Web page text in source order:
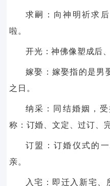
求嗣：向神明祈求
啦。
开光：神佛像塑成后
嫁娶：嫁娶指的是男
之日。
纳采：同结婚姻，
称：订婚、文定、过订、
订盟：订婚仪式的
亲。
入宅：即迁入新宅、